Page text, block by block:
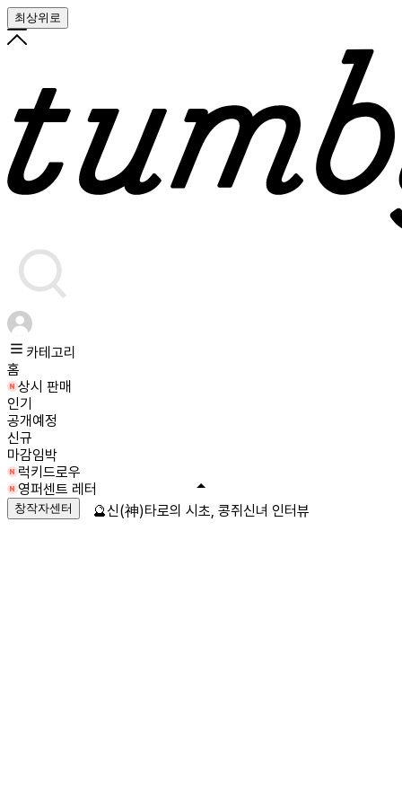
최상위로
카테고리
홈
상시 판매
인기
공개예정
신규
마감임박
럭키드로우
영퍼센트 레터
창작자센터 🔮신(神)타로의 시초, 콩쥐신녀 인터뷰